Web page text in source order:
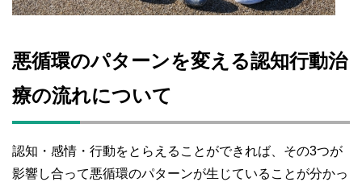
悪循環のパターンを変える認知行動治
療の流れについて
認知・感情・行動をとらえることができれば、その3つが
影響し合って悪循環のパターンが生じていることが分かっ